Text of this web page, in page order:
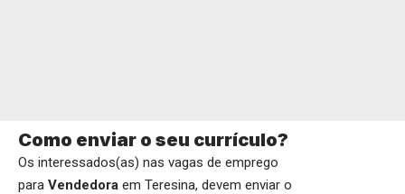
Como enviar o seu currículo?
Os interessados(as) nas vagas de emprego
para Vendedora em Teresina, devem enviar o